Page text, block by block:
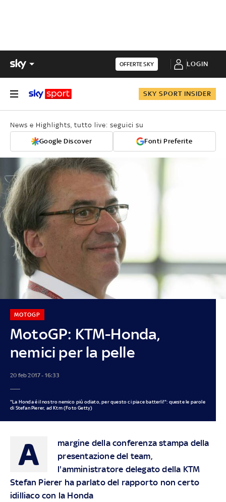
OFFERTE SKY LOGIN
SKY SPORT INSIDER
News e Highlights, tutto live: seguici su
Google Discover Fonti Preferite
MotoGP: KTM-Honda,
nemici per la pelle
MOTOGP
20 feb 2017 - 16:33
"La Honda é il nostro nemico più odiato, per questo ci piace batterli!": queste le parole
di Stefan Pierer, ad Ktm (Foto Getty)
A margine della conferenza stampa della
presentazione del team,
l'amministratore delegato della KTM
Stefan Pierer ha parlato del rapporto non certo
idilliaco con la Honda